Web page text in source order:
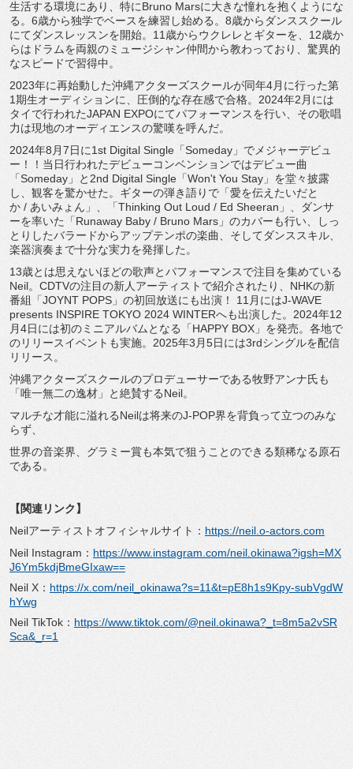
生活する環境にあり、特にBruno Marsに大きな憧れを抱くようにな
る。6歳から独学でベースを練習し始める。8歳からダンススクール
にてダンスレッスンを開始。11歳からウクレレとギターを、12歳か
らはドラムを両親のミュージシャン仲間から教わっており、驚異的
なスピードで習得中。
2023年に再始動した沖縄アクターズスクールが同年4月に行った第
1期生オーディションに、圧倒的な存在感で合格。2024年2月には
タイで行われたJAPAN EXPOにてパフォーマンスを行い、その歌唱
力は現地のオーディエンスの驚嘆を呼んだ。
2024年8月7日に1st Digital Single「Someday」でメジャーデビュ
ー！！当日行われたデビューコンベンションではデビュー曲
「Someday」と2nd Digital Single「Won't You Stay」を堂々披露
し、観客を驚かせた。ギターの弾き語りで「愛を伝えたいだと
か / あいみょん」、「Thinking Out Loud / Ed Sheeran」、ダンサ
ーを率いた「Runaway Baby / Bruno Mars」のカバーも行い、しっ
とりしたバラードからアップテンポの楽曲、そしてダンススキル、
楽器演奏まで十分な実力を発揮した。
13歳とは思えないほどの歌声とパフォーマンスで注目を集めている
Neil。CDTVの注目の新人アーティストで紹介されたり、NHKの新
番組「JOYNT POPS」の初回放送にも出演！ 11月にはJ-WAVE
presents INSPIRE TOKYO 2024 WINTERへも出演した。2024年12
月4日には初のミニアルバムとなる「HAPPY BOX」を発売。各地で
のリリースイベントも実施。2025年3月5日には3rdシングルを配信
リリース。
沖縄アクターズスクールのプロデューサーである牧野アンナ氏も
「唯一無二の逸材」と絶賛するNeil。
マルチな才能に溢れるNeilは将来のJ-POP界を背負って立つのみな
らず、
世界の音楽界、グラミー賞も本気で狙うことのできる類稀なる原石
である。
【関連リンク】
Neilアーティストオフィシャルサイト： https://neil.o-actors.com
Neil Instagram： https://www.instagram.com/neil.okinawa?igsh=MX
J6Ym5kdjBmeGIxaw==
Neil X： https://x.com/neil_okinawa?s=11&t=pE8h1s9Kpy-subVgdW
hYwg
Neil TikTok： https://www.tiktok.com/@neil.okinawa?_t=8m5a2vSR
Sca&_r=1